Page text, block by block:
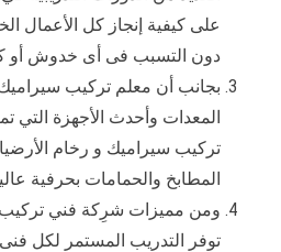
على كيفية إنجاز كل الأعمال
دون التسبب فى أى خدوش أو
بجانب أن معلم تركيب
المعدات وأحدث الأجهزة التي
تركيب سيراميك و رخام
المطابخ والحمامات بحرفية
ومن مميزات شرِكة فني تركيب
توفر التدريب المستمر لكل